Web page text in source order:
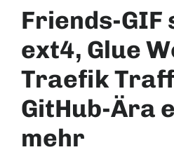
Friends-GIF
ext4, Glue
Traefik
GitHub-Ära
mehr